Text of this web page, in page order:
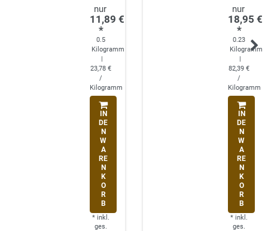
11,89 €
*
0.5
Kilogramm
|
23,78 €
/
Kilogramm
IN
DE
N
W
A
RE
N
K
O
R
B
* inkl.
ges.
18,95 €
*
0.23
Kilogramm
|
82,39 €
/
Kilogramm
IN
DE
N
W
A
RE
N
K
O
R
B
* inkl.
ges.